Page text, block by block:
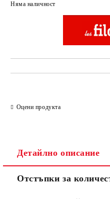
Няма наличност
Оцени продукта
Детайлно описание
Отстъпки за